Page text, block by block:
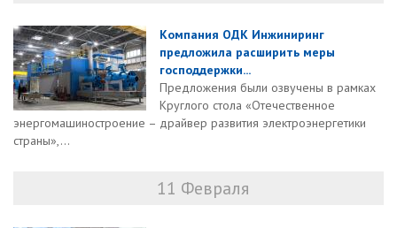
Компания ОДК Инжиниринг
предложила расширить меры
господдержки...
Предложения были озвучены в рамках
Круглого стола «Отечественное
энергомашиностроение – драйвер развития электроэнергетики
страны»,...
11 Февраля